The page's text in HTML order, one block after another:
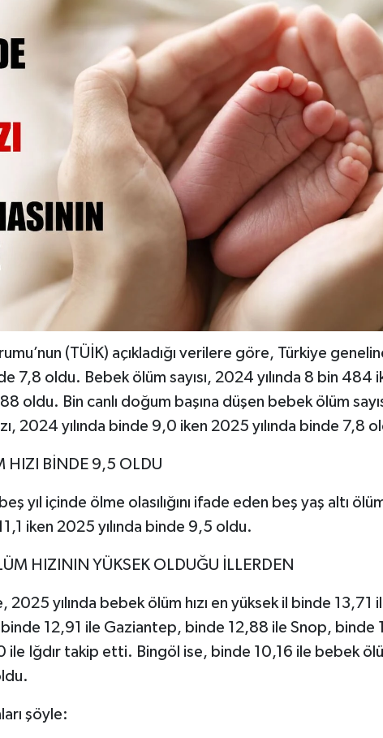
(TÜİK) açıkladığı verilere göre, Türkiye
7,8 oldu. Bebek ölüm sayısı, 2024 yılında 8 bin 484
oldu. Bin canlı doğum başına düşen bebek ölüm
2024 yılında binde 9,0 iken 2025 yılında binde 7,8
HIZI BİNDE 9,5 OLDU
yıl içinde ölme olasılığını ifade eden beş yaş altı ölüm
iken 2025 yılında binde 9,5 oldu.
HIZININ YÜKSEK OLDUĞU İLLERDEN
yılında bebek ölüm hızı en yüksek il binde 13,71
binde 12,91 ile Gaziantep, binde 12,88 ile Snop, binde
ile Iğdır takip etti. Bingöl ise, binde 10,16 ile bebek
şöyle: